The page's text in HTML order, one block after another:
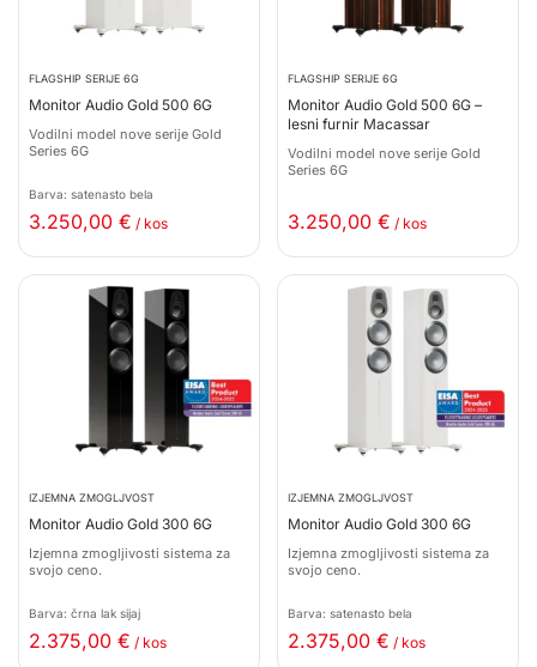
FLAGSHIP SERIJE 6G
Monitor Audio Gold 500 6G
Vodilni model nove serije Gold
Series 6G
Barva: satenasto bela
3.250,00 € / kos
FLAGSHIP SERIJE 6G
Monitor Audio Gold 500 6G –
lesni furnir Macassar
Vodilni model nove serije Gold
Series 6G
3.250,00 € / kos
IZJEMNA ZMOGLJVOST
Monitor Audio Gold 300 6G
Izjemna zmogljivosti sistema za
svojo ceno.
Barva: črna lak sijaj
2.375,00 € / kos
IZJEMNA ZMOGLJVOST
Monitor Audio Gold 300 6G
Izjemna zmogljivosti sistema za
svojo ceno.
Barva: satenasto bela
2.375,00 € / kos